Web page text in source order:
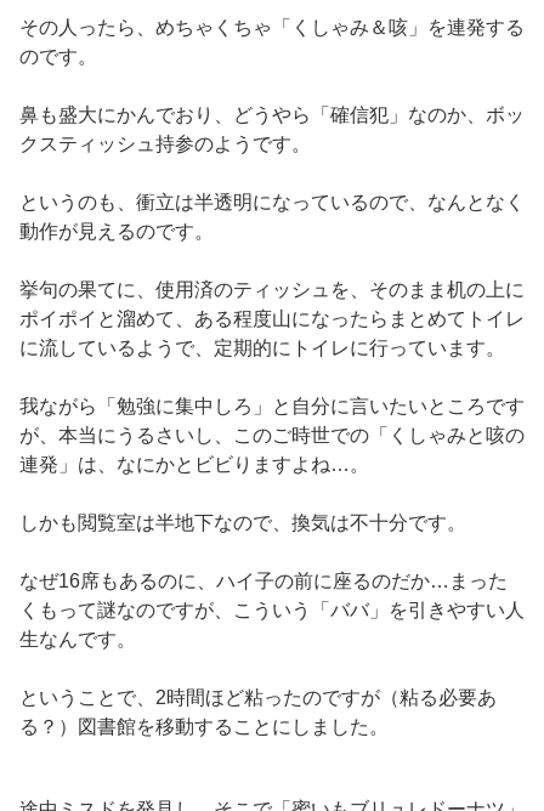
その人ったら、めちゃくちゃ「くしゃみ＆咳」を連発する
のです。
鼻も盛大にかんでおり、どうやら「確信犯」なのか、ボッ
クスティッシュ持参のようです。
というのも、衝立は半透明になっているので、なんとなく
動作が見えるのです。
挙句の果てに、使用済のティッシュを、そのまま机の上に
ポイポイと溜めて、ある程度山になったらまとめてトイレ
に流しているようで、定期的にトイレに行っています。
我ながら「勉強に集中しろ」と自分に言いたいところです
が、本当にうるさいし、このご時世での「くしゃみと咳の
連発」は、なにかとビビりますよね…。
しかも閲覧室は半地下なので、換気は不十分です。
なぜ16席もあるのに、ハイ子の前に座るのだか…まった
くもって謎なのですが、こういう「ババ」を引きやすい人
生なんです。
ということで、2時間ほど粘ったのですが（粘る必要あ
る？）図書館を移動することにしました。